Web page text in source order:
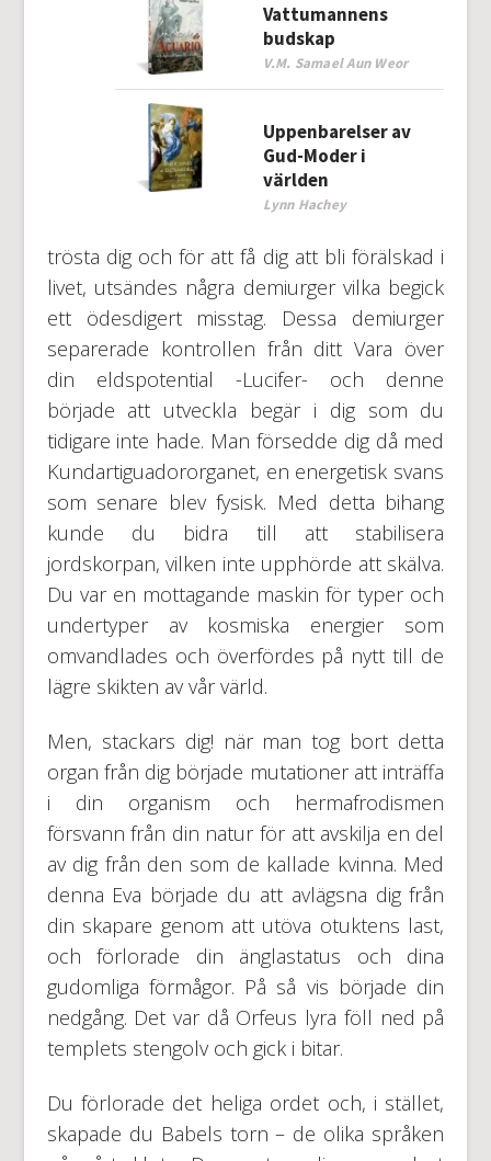
Vattumannens
budskap
V.M. Samael Aun Weor
Uppenbarelser av
Gud-Moder i
världen
Lynn Hachey
trösta dig och för att få dig att bli förälskad i
livet, utsändes några demiurger vilka begick
ett ödesdigert misstag. Dessa demiurger
separerade kontrollen från ditt Vara över
din eldspotential -Lucifer- och denne
började att utveckla begär i dig som du
tidigare inte hade. Man försedde dig då med
Kundartiguadororganet, en energetisk svans
som senare blev fysisk. Med detta bihang
kunde du bidra till att stabilisera
jordskorpan, vilken inte upphörde att skälva.
Du var en mottagande maskin för typer och
undertyper av kosmiska energier som
omvandlades och överfördes på nytt till de
lägre skikten av vår värld.
Men, stackars dig! när man tog bort detta
organ från dig började mutationer att inträffa
i din organism och hermafrodismen
försvann från din natur för att avskilja en del
av dig från den som de kallade kvinna. Med
denna Eva började du att avlägsna dig från
din skapare genom att utöva otuktens last,
och förlorade din änglastatus och dina
gudomliga förmågor. På så vis började din
nedgång. Det var då Orfeus lyra föll ned på
templets stengolv och gick i bitar.
Du förlorade det heliga ordet och, i stället,
skapade du Babels torn – de olika språken